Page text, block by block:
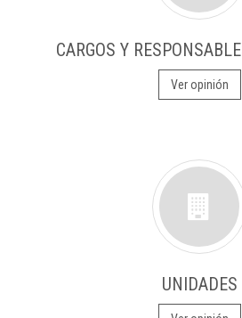
CARGOS Y
Ver opinión
UNIDADES